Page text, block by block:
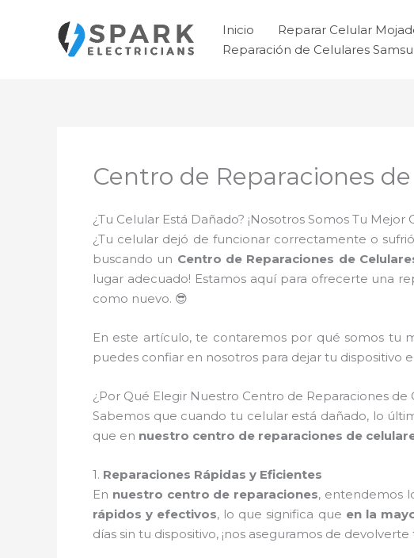
contenido
Inicio Reparar Celular
Reparación de Celulares
Centro de Reparaciones
¿Tu Celular Está Dañado? ¡Nosotros Somos Tu
¿Tu celular dejó de funcionar correctamente o
buscando un Centro de Reparaciones de
lugar adecuado! Estamos aquí para ofrecerte una
como nuevo. 😎
En este artículo, te contaremos por qué somos tu
puedes confiar en nosotros para dejar tu dispositivo
¿Por Qué Elegir Nuestro Centro de Reparaciones de
Sabemos que cuando tu celular está dañado, lo
que en nuestro centro de reparaciones de
1. Reparaciones Rápidas y Eficientes
En nuestro centro de reparaciones, entendemos
rápidos y efectivos, lo que significa que en la
días sin tu dispositivo, ¡nos aseguramos de